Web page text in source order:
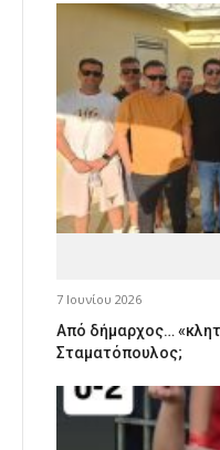
7 Ιουνίου 2026
Από δήμαρχος…
Σταματόπουλος;